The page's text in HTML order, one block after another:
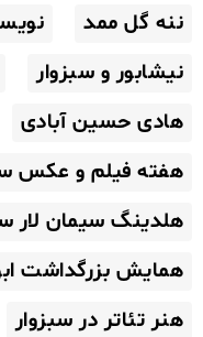
ننه گل ممد
نیشابور و سبزوار
هادی حسین آبادی
هفته فیلم و عکس
هلدینگ سیمان لار
همایش بزرگداشت
هنر تئاتر در سبزوار